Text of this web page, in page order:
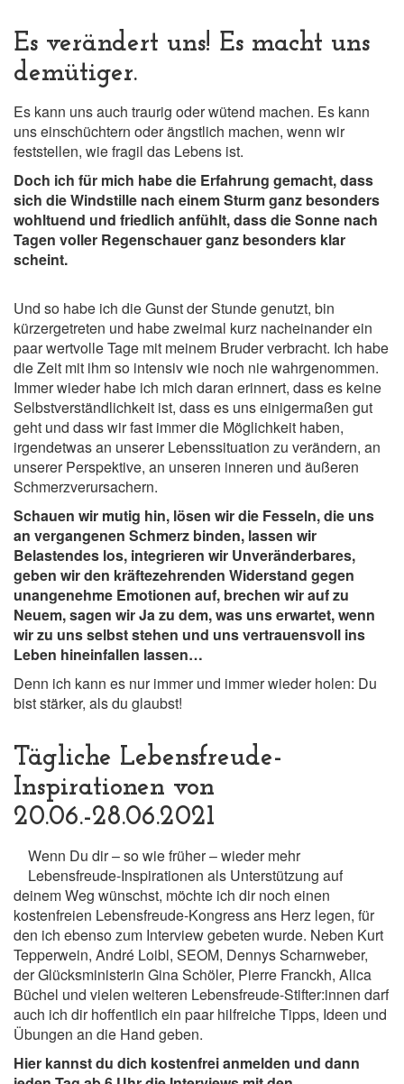
Es verändert uns! Es macht uns
demütiger.
Es kann uns auch traurig oder wütend machen. Es kann
uns einschüchtern oder ängstlich machen, wenn wir
feststellen, wie fragil das Lebens ist.
Doch ich für mich habe die Erfahrung gemacht, dass
sich die Windstille nach einem Sturm ganz besonders
wohltuend und friedlich anfühlt, dass die Sonne nach
Tagen voller Regenschauer ganz besonders klar
scheint.
Und so habe ich die Gunst der Stunde genutzt, bin
kürzergetreten und habe zweimal kurz nacheinander ein
paar wertvolle Tage mit meinem Bruder verbracht. Ich habe
die Zeit mit ihm so intensiv wie noch nie wahrgenommen.
Immer wieder habe ich mich daran erinnert, dass es keine
Selbstverständlichkeit ist, dass es uns einigermaßen gut
geht und dass wir fast immer die Möglichkeit haben,
irgendetwas an unserer Lebenssituation zu verändern, an
unserer Perspektive, an unseren inneren und äußeren
Schmerzverursachern.
Schauen wir mutig hin, lösen wir die Fesseln, die uns
an vergangenen Schmerz binden, lassen wir
Belastendes los, integrieren wir Unveränderbares,
geben wir den kräftezehrenden Widerstand gegen
unangenehme Emotionen auf, brechen wir auf zu
Neuem, sagen wir Ja zu dem, was uns erwartet, wenn
wir zu uns selbst stehen und uns vertrauensvoll ins
Leben hineinfallen lassen…
Denn ich kann es nur immer und immer wieder holen: Du
bist stärker, als du glaubst!
Tägliche Lebensfreude-
Inspirationen von
20.06.-28.06.2021
Wenn Du dir – so wie früher – wieder mehr
Lebensfreude-Inspirationen als Unterstützung auf
deinem Weg wünschst, möchte ich dir noch einen
kostenfreien Lebensfreude-Kongress ans Herz legen, für
den ich ebenso zum Interview gebeten wurde. Neben Kurt
Tepperwein, André Loibl, SEOM, Dennys Scharnweber,
der Glücksministerin Gina Schöler, Pierre Franckh, Alica
Büchel und vielen weiteren Lebensfreude-Stifter:innen darf
auch ich dir hoffentlich ein paar hilfreiche Tipps, Ideen und
Übungen an die Hand geben.
Hier kannst du dich kostenfrei anmelden und dann